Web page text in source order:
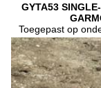
GYTA53
Toegepast op